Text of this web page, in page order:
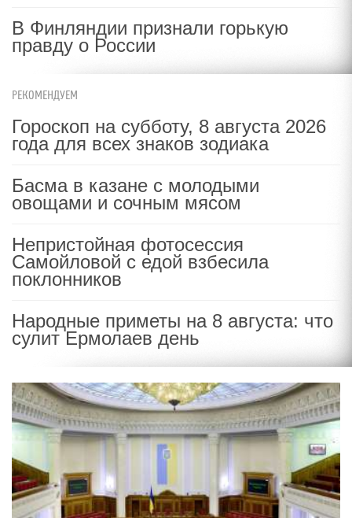
В Финляндии признали горькую
правду о России
РЕКОМЕНДУЕМ
Гороскоп на субботу, 8 августа 2026
года для всех знаков зодиака
Басма в казане с молодыми
овощами и сочным мясом
Непристойная фотосессия
Самойловой с едой взбесила
поклонников
Народные приметы на 8 августа: что
сулит Ермолаев день